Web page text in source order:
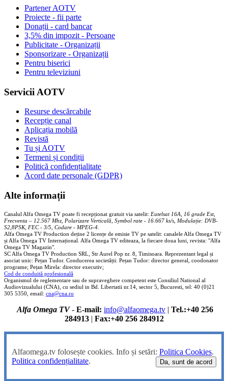
Partener AOTV
Proiecte - fii parte
Donații - card bancar
3,5% din impozit - Persoane
Publicitate - Organizații
Sponsorizare - Organizații
Pentru biserici
Pentru televiziuni
Servicii AOTV
Resurse descărcabile
Recepție canal
Aplicația mobilă
Revistă
Tu și AOTV
Termeni și condiții
Politică confidențialitate
Acord date personale (GDPR)
Alte informații
Canalul Alfa Omega TV poate fi recepționat gratuit via satelit: Eutelsat 16A, 16 grade Est,
Frecventa – 12.567 Mhz, Polarizare Verticală, Symbol rate - 16.667 ks/s, Modulație: DVB-
S2,8PSK, FEC - 3/5, Codare - MPEG-4
Alfa Omega TV Production deține 2 licențe de emisie TV pe satelit: canalele Alfa Omega TV
și Alfa Omega TV Internațional. Alfa Omega TV editeaza, la fiecare doua luni, revista: "Alfa
Omega TV Magazin".
SC Alfa Omega TV Production SRL, Str Aurel Pop nr. 8, Timisoara. Reprezentant legal și
asociat unic: Pețan Tudor. Conducerea societății: Pețan Tudor: director general, coodonator
programe; Pețan Mirela: director executiv;
Cod de conduită profesională
Organismul de reglementare sau de supraveghere competent este Consiliul National al
Audiovizualului (CNA), cu sediul in Bd. Libertatii nr.14, sector 5, Bucuresti, tel: 40 (0)21
305 5350, email: cna@cna.ro
Alfa Omega TV- E-mail: info@alfaomega.tv | Tel.:+40 256
284913| Fax:+40 256 284912
Alfaomega.tv folosește cookies. Info și setări: Politica Cookies.
Politica confidențialitate. Da, sunt de acord